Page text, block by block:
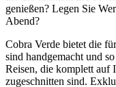
genießen? Legen Sie
Abend?
Cobra Verde bietet die
sind handgemacht und
Reisen, die komplett auf
zugeschnitten sind.